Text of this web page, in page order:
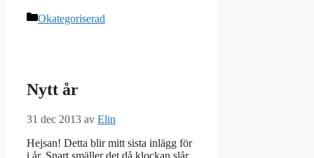
Kategorier
Okategoriserad
Nytt år
31 dec 2013 av Elin
Hejsan! Detta blir mitt sista inlägg för